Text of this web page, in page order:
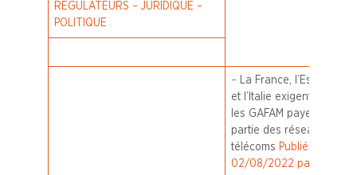
REGULATEURS – JURIDIQUE –
POLITIQUE
– La France, l’Espagne
et l’Italie exigent que
les GAFAM payent une
partie des réseaux
télécoms Publié le
02/08/2022 par